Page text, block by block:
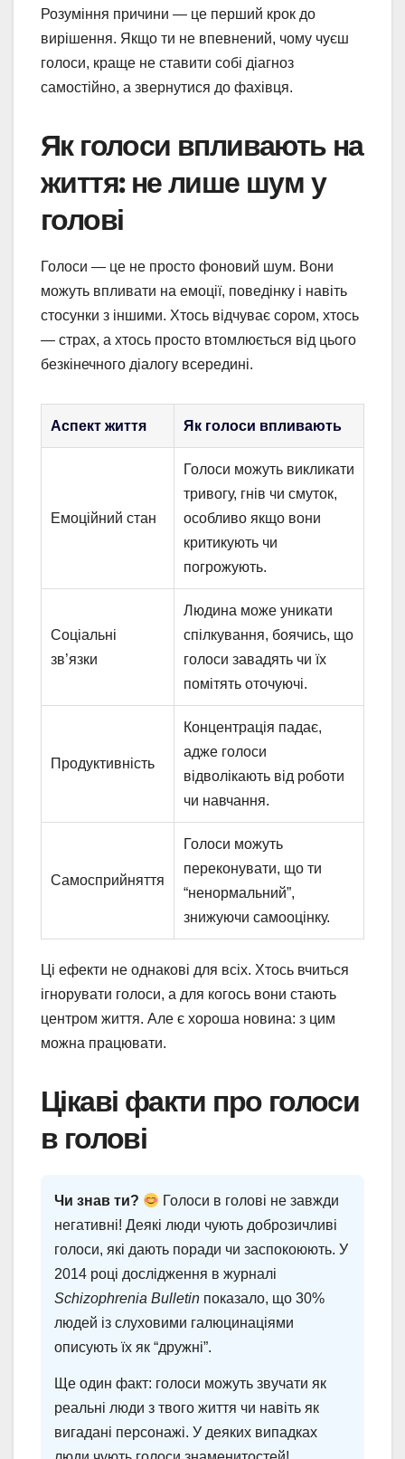
Розуміння причини — це перший крок до
вирішення. Якщо ти не впевнений, чому чуєш
голоси, краще не ставити собі діагноз
самостійно, а звернутися до фахівця.
Як голоси впливають на
життя: не лише шум у
голові
Голоси — це не просто фоновий шум. Вони
можуть впливати на емоції, поведінку і навіть
стосунки з іншими. Хтось відчуває сором, хтось
— страх, а хтось просто втомлюється від цього
безкінечного діалогу всередині.
Аспект життя Як голоси впливають
Емоційний стан
Голоси можуть викликати
тривогу, гнів чи смуток,
особливо якщо вони
критикують чи
погрожують.
Соціальні
зв’язки
Людина може уникати
спілкування, боячись, що
голоси завадять чи їх
помітять оточуючі.
Продуктивність
Концентрація падає,
адже голоси
відволікають від роботи
чи навчання.
Самосприйняття
Голоси можуть
переконувати, що ти
“ненормальний”,
знижуючи самооцінку.
Ці ефекти не однакові для всіх. Хтось вчиться
ігнорувати голоси, а для когось вони стають
центром життя. Але є хороша новина: з цим
можна працювати.
Цікаві факти про голоси
в голові
Чи знав ти?
Голоси в голові не завжди
негативні! Деякі люди чують доброзичливі
голоси, які дають поради чи заспокоюють. У
2014 році дослідження в журналі
Schizophrenia Bulletin показало, що 30%
людей із слуховими галюцинаціями
описують їх як “дружні”.
Ще один факт: голоси можуть звучати як
реальні люди з твого життя чи навіть як
вигадані персонажі. У деяких випадках